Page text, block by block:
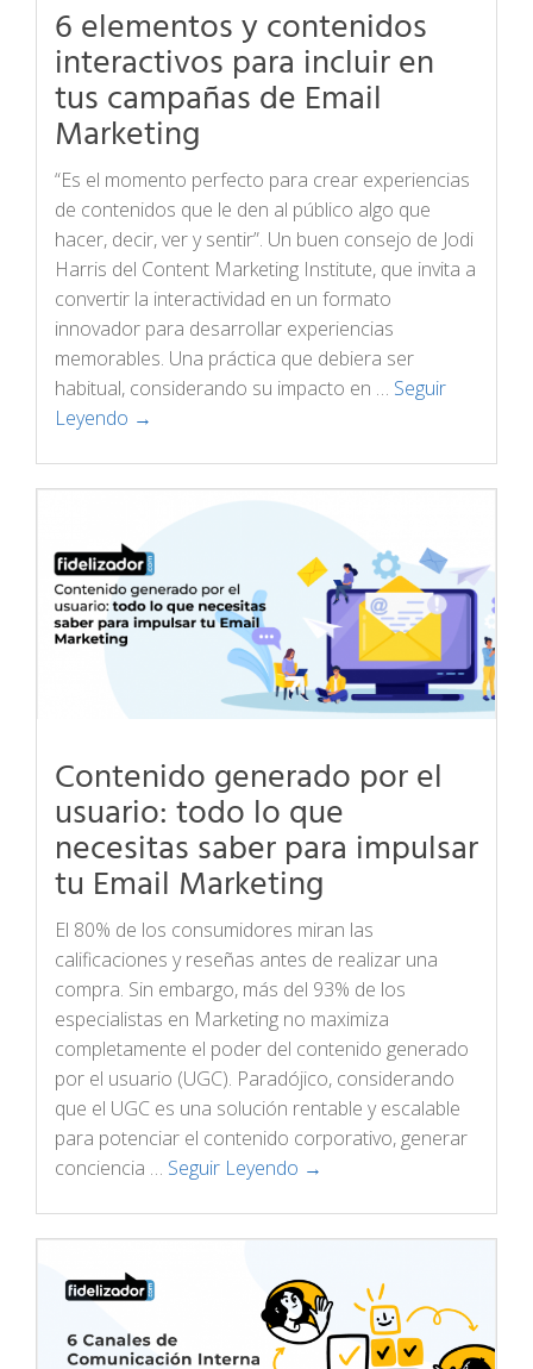
6 elementos y contenidos
interactivos para incluir en
tus campañas de Email
Marketing
“Es el momento perfecto para crear experiencias
de contenidos que le den al público algo que
hacer, decir, ver y sentir”. Un buen consejo de Jodi
Harris del Content Marketing Institute, que invita a
convertir la interactividad en un formato
innovador para desarrollar experiencias
memorables. Una práctica que debiera ser
habitual, considerando su impacto en … Seguir
Leyendo →
Contenido generado por el
usuario: todo lo que
necesitas saber para impulsar
tu Email Marketing
El 80% de los consumidores miran las
calificaciones y reseñas antes de realizar una
compra. Sin embargo, más del 93% de los
especialistas en Marketing no maximiza
completamente el poder del contenido generado
por el usuario (UGC). Paradójico, considerando
que el UGC es una solución rentable y escalable
para potenciar el contenido corporativo, generar
conciencia … Seguir Leyendo →